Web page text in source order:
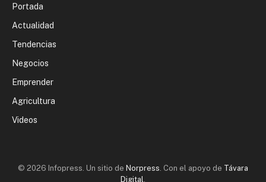
Portada
Actualidad
Tendencias
Negocios
Emprender
Agricultura
Videos
© 2026 Infopress. Un sitio de Norpress . Con el apoyo de Távara
Digital